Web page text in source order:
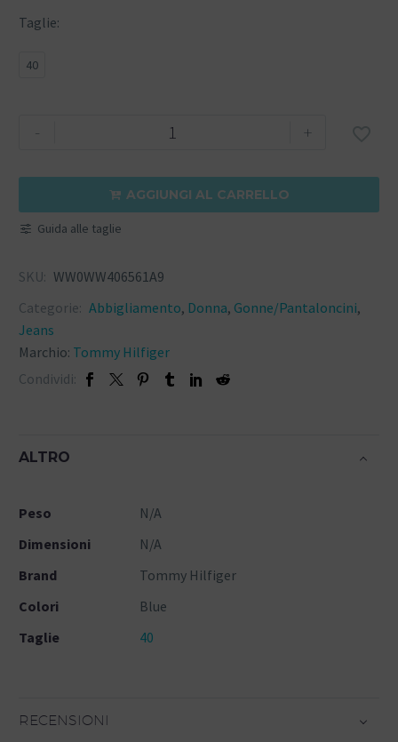
Taglie
40
- +
 AGGIUNGI AL CARRELLO
Guida alle taglie
SKU: WW0WW406561A9
Categorie: Abbigliamento, Donna, Gonne/Pantaloncini,
Jeans
Marchio: Tommy Hilfiger
Condividi:
ALTRO
Peso
N/A
Dimensioni
N/A
Brand
Tommy Hilfiger
Colori
Blue
Taglie
40
RECENSIONI